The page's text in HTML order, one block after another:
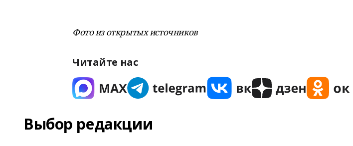
Фото из открытых источников
Читайте нас
Выбор редакции